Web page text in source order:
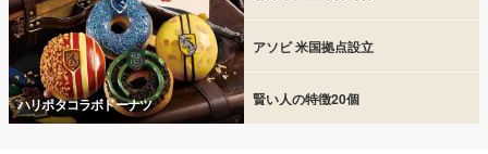
ハリポタコラボドーナツ
アソビ 米国拠点設立
賢い人の特徴20個